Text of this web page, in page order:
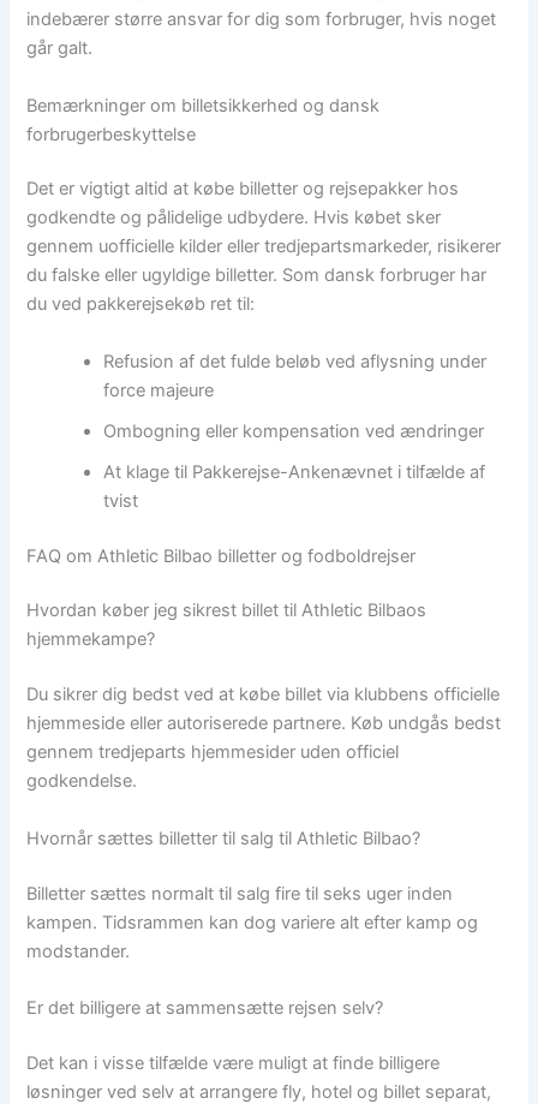
indebærer større ansvar for dig som forbruger, hvis noget
går galt.
Bemærkninger om billetsikkerhed og dansk
forbrugerbeskyttelse
Det er vigtigt altid at købe billetter og rejsepakker hos
godkendte og pålidelige udbydere. Hvis købet sker
gennem uofficielle kilder eller tredjepartsmarkeder, risikerer
du falske eller ugyldige billetter. Som dansk forbruger har
du ved pakkerejsekøb ret til:
Refusion af det fulde beløb ved aflysning under
force majeure
Ombogning eller kompensation ved ændringer
At klage til Pakkerejse-Ankenævnet i tilfælde af
tvist
FAQ om Athletic Bilbao billetter og fodboldrejser
Hvordan køber jeg sikrest billet til Athletic Bilbaos
hjemmekampe?
Du sikrer dig bedst ved at købe billet via klubbens officielle
hjemmeside eller autoriserede partnere. Køb undgås bedst
gennem tredjeparts hjemmesider uden officiel
godkendelse.
Hvornår sættes billetter til salg til Athletic Bilbao?
Billetter sættes normalt til salg fire til seks uger inden
kampen. Tidsrammen kan dog variere alt efter kamp og
modstander.
Er det billigere at sammensætte rejsen selv?
Det kan i visse tilfælde være muligt at finde billigere
løsninger ved selv at arrangere fly, hotel og billet separat,